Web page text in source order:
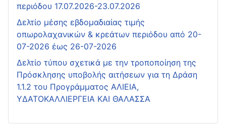
περιόδου 17.07.2026-23.07.2026
Δελτίο μέσης εβδομαδιαίας τιμής
οπωρολαχανικών & κρεάτων περιόδου από 20-
07-2026 έως 26-07-2026
Δελτίο τύπου σχετικά με την τροποποίηση της
Πρόσκλησης υποβολής αιτήσεων για τη Δράση
1.1.2 του Προγράμματος ΑΛΙΕΙΑ,
ΥΔΑΤΟΚΑΛΛΙΕΡΓΕΙΑ ΚΑΙ ΘΑΛΑΣΣΑ